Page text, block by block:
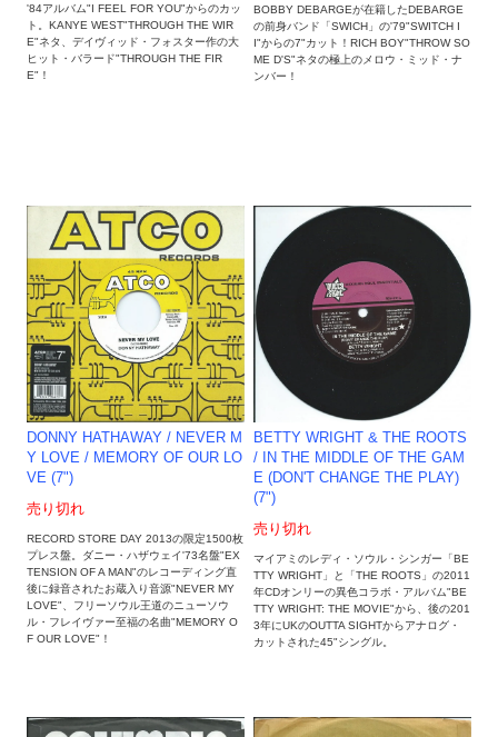
'84アルバム"I FEEL FOR YOU"からのカッ
ト。KANYE WEST"THROUGH THE WIR
E"ネタ、デイヴィッド・フォスター作の大
ヒット・バラード"THROUGH THE FIR
E"！
BOBBY DEBARGEが在籍したDEBARGE
の前身バンド「SWICH」の'79"SWITCH I
I"からの7"カット！RICH BOY"THROW SO
ME D'S"ネタの極上のメロウ・ミッド・ナ
ンバー！
DONNY HATHAWAY / NEVER M
Y LOVE / MEMORY OF OUR LO
VE (7")
売り切れ
RECORD STORE DAY 2013の限定1500枚
プレス盤。ダニー・ハザウェイ'73名盤"EX
TENSION OF A MAN"のレコーディング直
後に録音されたお蔵入り音源"NEVER MY
LOVE"、フリーソウル王道のニューソウ
ル・フレイヴァー至福の名曲"MEMORY O
F OUR LOVE"！
BETTY WRIGHT & THE ROOTS
/ IN THE MIDDLE OF THE GAM
E (DON'T CHANGE THE PLAY)
(7")
売り切れ
マイアミのレディ・ソウル・シンガー「BE
TTY WRIGHT」と「THE ROOTS」の2011
年CDオンリーの異色コラボ・アルバム"BE
TTY WRIGHT: THE MOVIE"から、後の201
3年にUKのOUTTA SIGHTからアナログ・
カットされた45"シングル。